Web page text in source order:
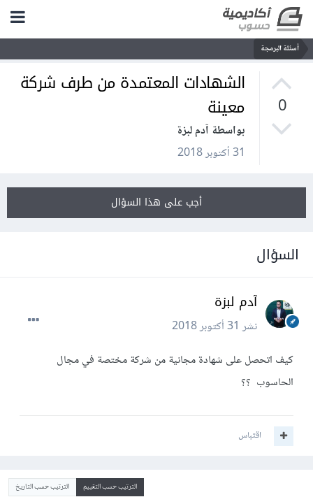
أسئلة البرمجة
0
الشهادات المعتمدة من طرف شركة
معينة
بواسطة آدم لبزة
31 أكتوبر 2018
أجب على هذا السؤال
السؤال
آدم لبزة
نشر31 أكتوبر 2018
كيف اتحصل على شهادة مجانية من شركة مختصة في مجال
الحاسوب ؟؟
اقتباس
الترتيب حسب التقييم الترتيب حسب التاريخ